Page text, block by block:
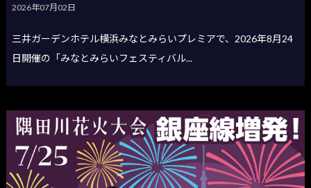
2026年07月02日
三井ガーデンホテル横浜みなとみらいプレミアで、2026年8月24
日開催の「みなとみらいフェスティバル...